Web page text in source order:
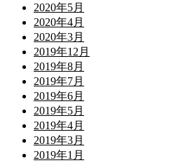
2020年5月
2020年4月
2020年3月
2019年12月
2019年8月
2019年7月
2019年6月
2019年5月
2019年4月
2019年3月
2019年1月